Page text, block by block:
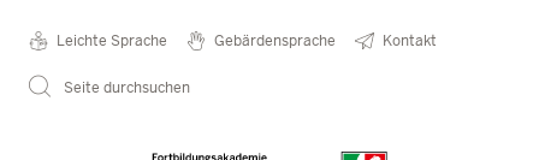
Metanavigation
Leichte Sprache Gebärdensprache Kontakt
Seite durchsuchen